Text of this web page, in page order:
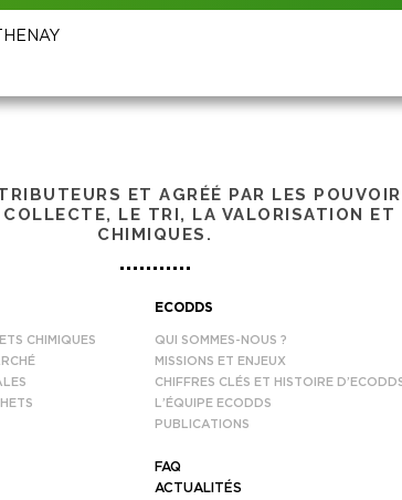
ET AGRÉÉ PAR LES
LE TRI, LA VALORISATION ET
CHIMIQUES.
CHIMIQUES
ECODDS
QUI SOMMES-NOUS ?
MISSIONS ET ENJEUX
CHIFFRES CLÉS ET HISTOIRE
L’ÉQUIPE ECODDS
PUBLICATIONS
FAQ
ACTUALITÉS